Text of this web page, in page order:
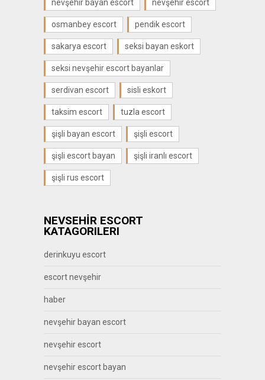
nevşehir bayan escort nevşehir escort
osmanbey escort pendik escort
sakarya escort seksi bayan eskort
seksi nevşehir escort bayanlar
serdivan escort sisli eskort
taksim escort tuzla escort
şişli bayan escort şişli escort
şişli escort bayan şişli iranlı escort
şişli rus escort
NEVSEHİR ESCORT
KATAGORILERI
derinkuyu escort
escort nevşehir
haber
nevşehir bayan escort
nevşehir escort
nevşehir escort bayan